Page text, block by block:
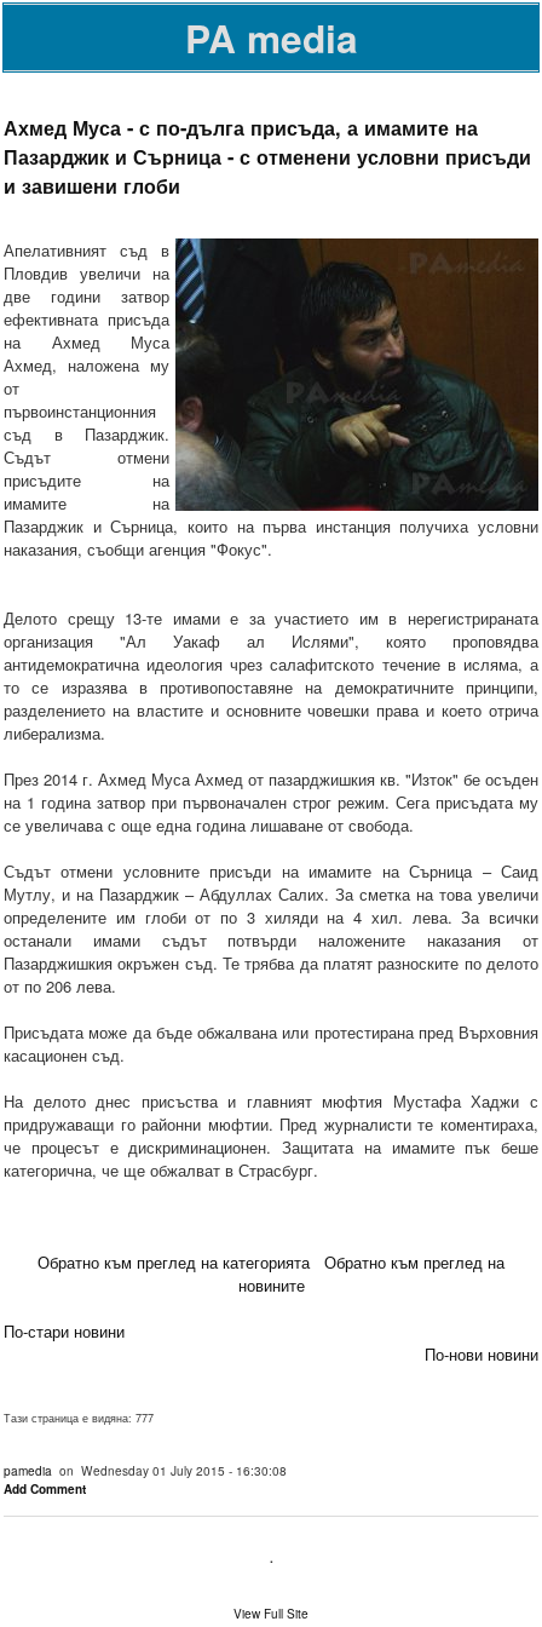
PA media
Ахмед Муса - с по-дълга присъда, а имамите на
Пазарджик и Сърница - с отменени условни присъди
и завишени глоби
Апелативният съд в
Пловдив увеличи на
две години затвор
ефективната присъда
на Ахмед Муса
Ахмед, наложена му
от
първоинстанционния
съд в Пазарджик.
Съдът отмени
присъдите на
имамите на
Пазарджик и Сърница, които на първа инстанция получиха условни
наказания, съобщи агенция "Фокус".
Делото срещу 13-те имами е за участието им в нерегистрираната
организация "Ал Уакаф ал Ислями", която проповядва
антидемократична идеология чрез салафитското течение в исляма, а
то се изразява в противопоставяне на демократичните принципи,
разделението на властите и основните човешки права и което отрича
либерализма.
През 2014 г. Ахмед Муса Ахмед от пазарджишкия кв. "Изток" бе осъден
на 1 година затвор при първоначален строг режим. Сега присъдата му
се увеличава с още една година лишаване от свобода.
Съдът отмени условните присъди на имамите на Сърница – Саид
Мутлу, и на Пазарджик – Абдуллах Салих. За сметка на това увеличи
определените им глоби от по 3 хиляди на 4 хил. лева. За всички
останали имами съдът потвърди наложените наказания от
Пазарджишкия окръжен съд. Те трябва да платят разноските по делото
от по 206 лева.
Присъдата може да бъде обжалвана или протестирана пред Върховния
касационен съд.
На делото днес присъства и главният мюфтия Мустафа Хаджи с
придружаващи го районни мюфтии. Пред журналисти те коментираха,
че процесът е дискриминационен. Защитата на имамите пък беше
категорична, че ще обжалват в Страсбург.
Обратно към преглед на категорията
Обратно към преглед на
новините
По-стари новини
По-нови новини
Тази страница е видяна: 777
pamedia on Wednesday 01 July 2015 - 16:30:08
Add Comment
.
View Full Site